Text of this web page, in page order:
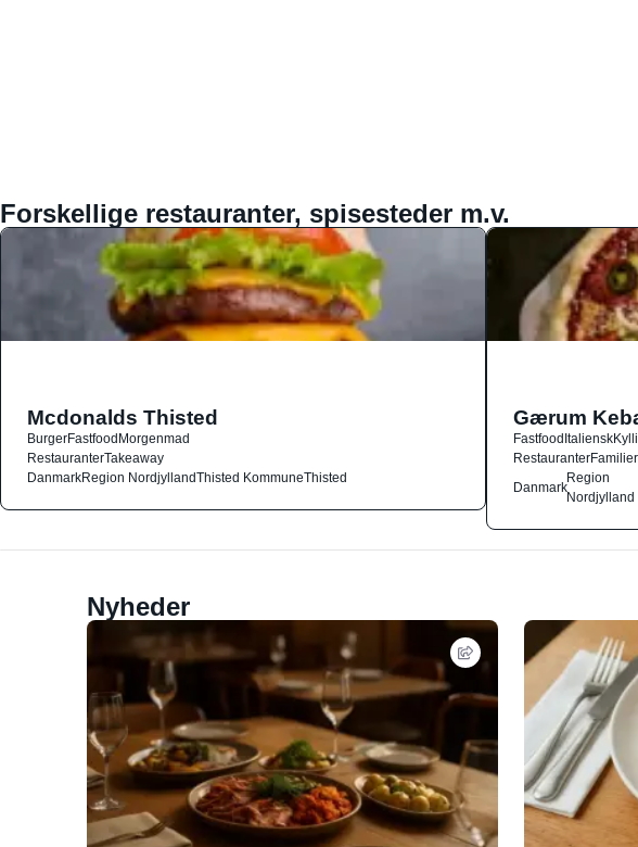
Forskellige restauranter, spisesteder m.v.
Mcdonalds Thisted
BurgerFastfoodMorgenmad
RestauranterTakeaway
DanmarkRegion NordjyllandThisted KommuneThisted
Gærum
FastfoodItaliensk
Restauranter
Danmark
Region
Nordjylland
Nyheder